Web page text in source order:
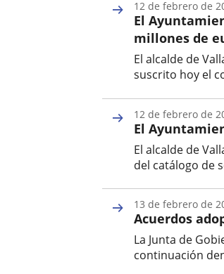
la
noticia
El
millones de
El alcalde de
suscrito hoy el
la
noticia
12 de febrero de
El
El alcalde de
del catálogo de
la
noticia
12 de febrero de
Acuerdos
La Junta de
continuación
13 de febrero de